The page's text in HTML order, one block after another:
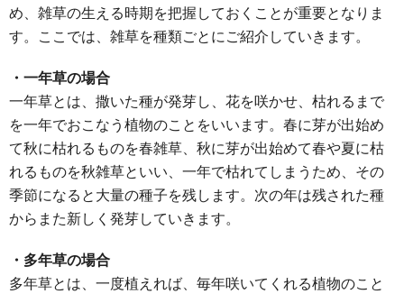
め、雑草の生える時期を把握しておくことが重要となりま
す。ここでは、雑草を種類ごとにご紹介していきます。
・一年草の場合
一年草とは、撒いた種が発芽し、花を咲かせ、枯れるまで
を一年でおこなう植物のことをいいます。春に芽が出始め
て秋に枯れるものを春雑草、秋に芽が出始めて春や夏に枯
れるものを秋雑草といい、一年で枯れてしまうため、その
季節になると大量の種子を残します。次の年は残された種
からまた新しく発芽していきます。
・多年草の場合
多年草とは、一度植えれば、毎年咲いてくれる植物のこと